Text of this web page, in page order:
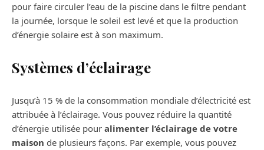
pour faire circuler l’eau de la piscine dans le filtre pendant
la journée, lorsque le soleil est levé et que la production
d’énergie solaire est à son maximum.
Systèmes d’éclairage
Jusqu’à 15 % de la consommation mondiale d’électricité est
attribuée à l’éclairage. Vous pouvez réduire la quantité
d’énergie utilisée pour alimenter l’éclairage de votre
maison de plusieurs façons. Par exemple, vous pouvez